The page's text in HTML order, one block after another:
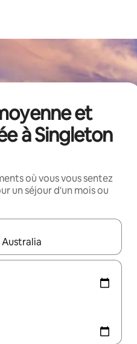
et
à Singleton
où vous vous sentez
un séjour d'un mois ou
utilisez les flèches